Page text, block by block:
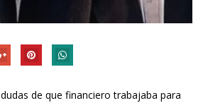
de que financiero trabajaba para